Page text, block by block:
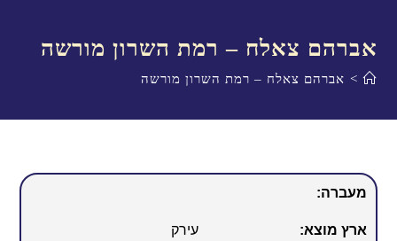
אברהם צאלח – רמת השרון מורשה
> אברהם צאלח – רמת השרון מורשה
מעברה:
ארץ מוצא: עירק